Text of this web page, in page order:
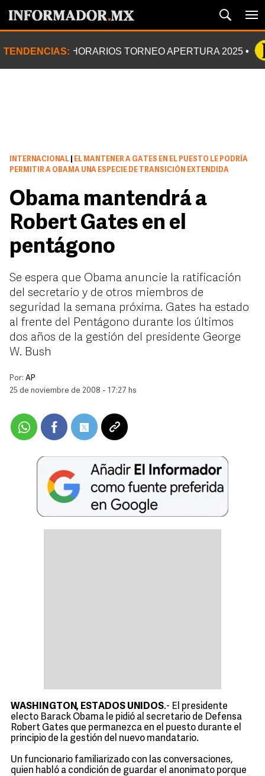
TENDENCIAS: HORARIOS TORNEO APERTURA 2025
INTERNACIONAL
EL MANTENER A GATES EN EL PUESTO LE PODRÍA
PERMITIR A OBAMA UNA ESPECIE DE TRANSICIÓN EXTENDIDA
Obama mantendrá a
Robert Gates en el
pentágono
Se espera que Obama anuncie la ratificación
del secretario y de otros miembros de
seguridad la semana próxima. Gates ha estado
al frente del Pentágono durante los últimos
dos años de la gestión del presidente George
W. Bush
Por: AP
25 de noviembre de 2008 - 17:27 hs
WASHINGTON, ESTADOS UNIDOS.- El presidente
electo Barack Obama le pidió al secretario de Defensa
Robert Gates que permanezca en el puesto durante el
principio de la gestión del nuevo mandatario.
Un funcionario familiarizado con las conversaciones,
quien habló a condición de guardar el anonimato porque